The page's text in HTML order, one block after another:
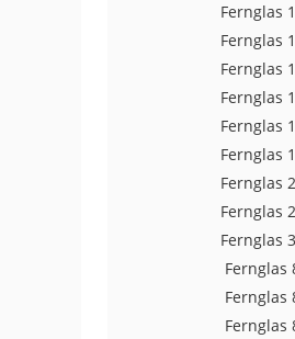
Trekkingschuhe Herren
Reisetasche mit Rollen
Fernglas
Fernglas
Fernglas
Fernglas
Fernglas
Fernglas
Fernglas
Fernglas
Fernglas
Fernglas
Fernglas
Fernglas